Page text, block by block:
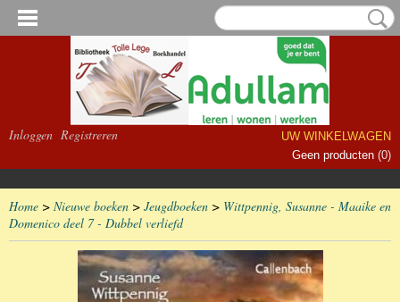
Inloggen Registreren
UW WINKELWAGEN
Geen producten (0)
Home > Nieuwe boeken > Jeugdboeken > Wittpennig, Susanne - Maaike en
Domenico deel 7 - Dubbel verliefd